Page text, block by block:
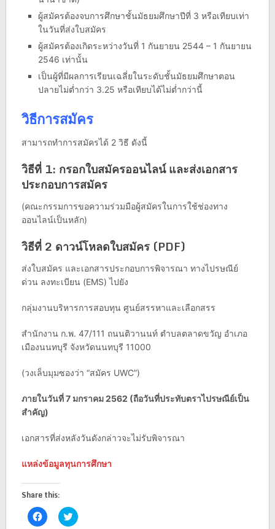
ผู้สมัครต้องจบการศึกษาชั้นมัธยมศึกษาปีที่ 3 หรือเทียบเท่า
ในวันที่ส่งใบสมัคร
ผู้สมัครต้องเกิดระหว่างวันที่ 1 กันยายน 2544 – 1 กันยายน
2546 เท่านั้น
เป็นผู้ที่มีผลการเรียนเฉลี่ยในระดับชั้นมัธยมศึกษาตอน
ปลายไม่ต่ำกว่า 3.25 หรือเทียบได้ไม่ต่ำกว่านี้
วิธีการสมัคร
สามารถทำการสมัครได้ 2 วิธี ดังนี้
วิธีที่ 1: กรอกใบสมัครออนไลน์ และส่งเอกสาร
ประกอบการสมัคร
(คณะกรรมการขอความร่วมมือผู้สมัครในการใช้ช่องทาง
ออนไลน์เป็นหลัก)
วิธีที่ 2 ดาวน์โหลดใบสมัคร (PDF)
ส่งใบสมัคร และเอกสารประกอบการพิจารณา ทางไปรษณีย์
ด่วน ลงทะเบียน (EMS) ไปยัง
กลุ่มงานบริหารการสอบทุน ศูนย์สรรหาและเลือกสรร
สำนักงาน ก.พ. 47/111 ถนนติวานนท์ ตำบลตลาดขวัญ อำเภอ
เมืองนนทบุรี จังหวัดนนทบุรี 11000
(วงเล็บมุมซองว่า “สมัคร UWC”)
ภายในวันที่ 7 มกราคม 2562 (ถือวันที่ประทับตราไปรษณีย์เป็น
สำคัญ)
เอกสารที่ส่งหลังวันดังกล่าวจะไม่รับพิจารณา
แหล่งข้อมูลทุนการศึกษา
Share this:
Click
to
Click
to